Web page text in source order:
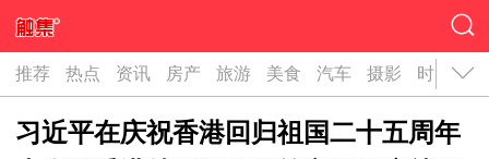
推荐 热点 资讯 房产 旅游 美食 汽车 摄影 时尚 名
习近平在庆祝香港回归祖国二十五周年